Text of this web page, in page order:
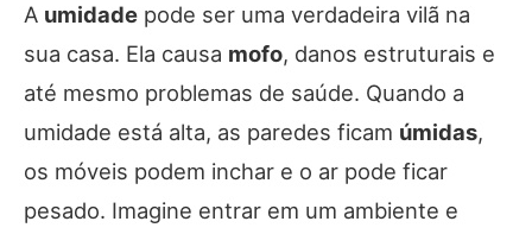
A umidade pode ser uma verdadeira vilã na
sua casa. Ela causa mofo, danos estruturais e
até mesmo problemas de saúde. Quando a
umidade está alta, as paredes ficam úmidas,
os móveis podem inchar e o ar pode ficar
pesado. Imagine entrar em um ambiente e